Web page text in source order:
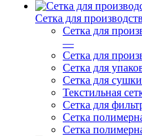
Сетка для
Сетка для
—
Сетка для
Сетка для
Сетка для
Текстильная
Сетка для
Сетка
Сетка